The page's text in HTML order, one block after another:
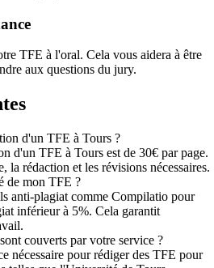
TFE à l'oral. Cela vous aidera à être
aux questions du jury.
d'un TFE à Tours ?
d'un TFE à Tours est de 30€ par page.
la rédaction et les révisions nécessaires.
de mon TFE ?
anti-plagiat comme Compilatio pour
inférieur à 5%. Cela garantit
couverts par votre service ?
nécessaire pour rédiger des TFE pour